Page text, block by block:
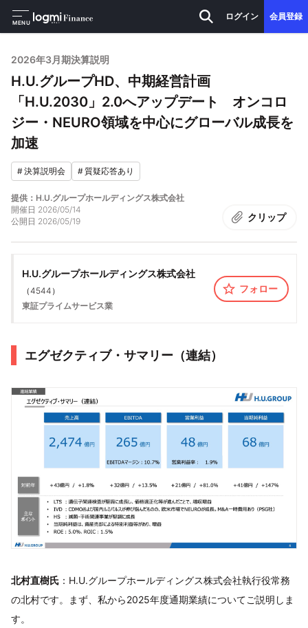
MENU
ログイン 会員登録
2026年3月期決算説明
H.U.グループHD、中期経営計画
「H.U.2030」2.0へアップデート オンコロ
ジー・NEURO領域を中心にグローバル成長を
加速
#決算説明会 #質疑応答あり
提供：H.U.グループホールディングス株式会社
開催日 2026/05/14
公開日 2026/05/19 クリップ
H.U.グループホールディングス株式会社
（4544 ）
東証プライムサービス業
フォロー
エグゼクティブ・サマリー（連結）
北村直樹氏 ：H.U.グループホールディングス株式会社執行役常務
の北村です。まず、私から2025年度通期業績についてご説明しま
す。